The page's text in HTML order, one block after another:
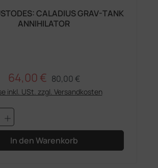
CALADIUS GRAV-TANK
ANNIHILATOR
Verkaufspreis:
64,00 € Regulärer Preis:
80,00 €
inkl. USt. zzgl. Versandkosten
Anzahl: Gib den
In den Warenkorb